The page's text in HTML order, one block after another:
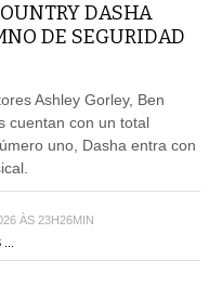
DASHA
DE SEGURIDAD
Ashley Gorley, Ben
cuentan con un total
uno, Dasha entra con
ÀS 23H26MIN
...